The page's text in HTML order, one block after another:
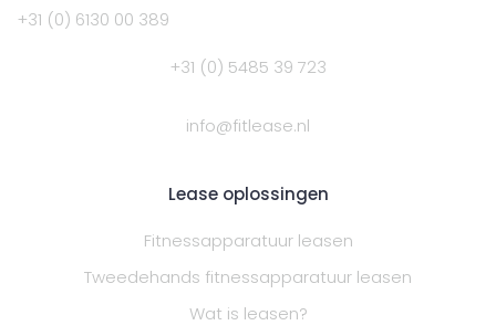
+31 (0) 6130 00 389
+31 (0) 5485 39 723
info@fitlease.nl
Lease oplossingen
Fitnessapparatuur leasen
Tweedehands fitnessapparatuur leasen
Wat is leasen?